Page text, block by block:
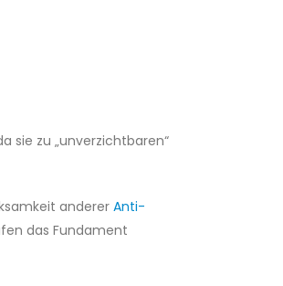
sie zu „unverzichtbaren“
anderer Anti-
das Fundament